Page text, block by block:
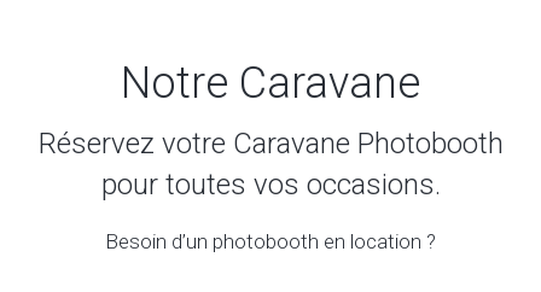
Notre Caravane
Réservez votre Caravane Photobooth
pour toutes vos occasions.
Besoin d’un photobooth en location ?